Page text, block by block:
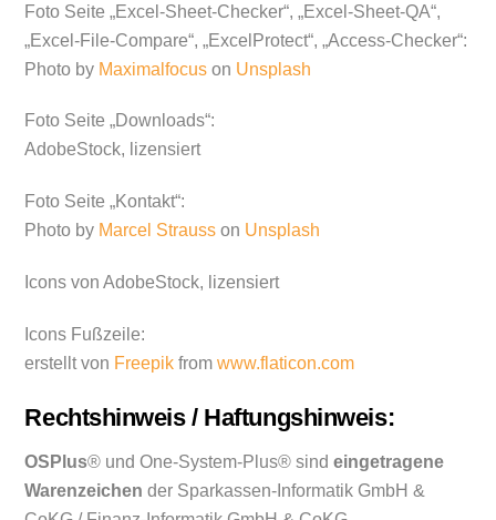
Foto Seite „Excel-Sheet-Checker“, „Excel-Sheet-QA“,
„Excel-File-Compare“, „ExcelProtect“, „Access-Checker“:
Photo by Maximalfocus on Unsplash
Foto Seite „Downloads“:
AdobeStock, lizensiert
Foto Seite „Kontakt“:
Photo by Marcel Strauss on Unsplash
Icons von AdobeStock, lizensiert
Icons Fußzeile:
erstellt von Freepik fromwww.flaticon.com
Rechtshinweis / Haftungshinweis:
OSPlus® und One-System-Plus® sindeingetragene
Warenzeichen der Sparkassen-Informatik GmbH &